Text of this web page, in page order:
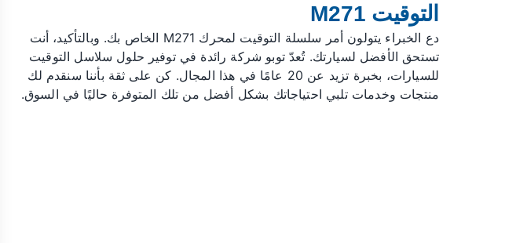
التوقيت M271
دع الخبراء يتولون أمر سلسلة التوقيت لمحرك M271 الخاص بك. وبالتأكيد، أنت
تستحق الأفضل لسيارتك. تُعدّ توبو شركة رائدة في توفير حلول سلاسل التوقيت
للسيارات، بخبرة تزيد عن 20 عامًا في هذا المجال. كن على ثقة بأننا سنقدم لك
منتجات وخدمات تلبي احتياجاتك بشكل أفضل من تلك المتوفرة حاليًا في السوق.